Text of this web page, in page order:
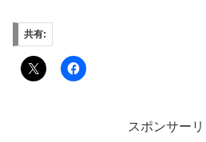
共有:
スポンサーリ